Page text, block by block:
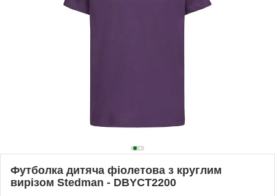
Футболка дитяча фіолетова з круглим
вирізом Stedman - DBYCT2200